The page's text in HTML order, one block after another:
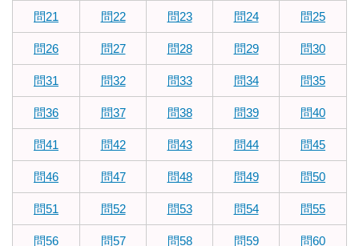
問21 問22 問23 問24 問25
問26 問27 問28 問29 問30
問31 問32 問33 問34 問35
問36 問37 問38 問39 問40
問41 問42 問43 問44 問45
問46 問47 問48 問49 問50
問51 問52 問53 問54 問55
問56 問57 問58 問59 問60